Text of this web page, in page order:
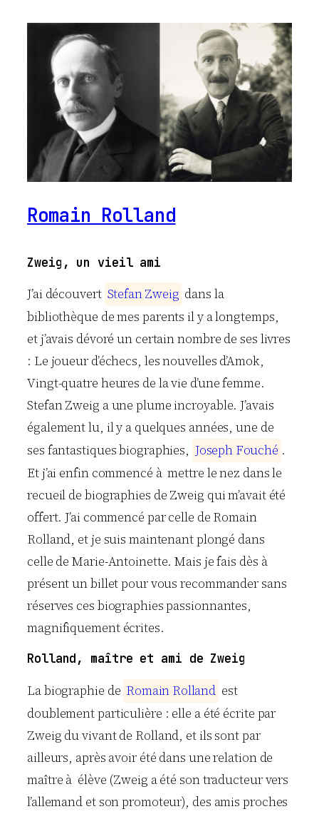
Romain Rolland
Zweig, un vieil ami
J’ai découvert StefanZweig dans la
bibliothèque de mes parents il y a longtemps,
et j’avais dévoré un certain nombre de ses livres
: Le joueur d’échecs, les nouvelles d’Amok,
Vingt-quatre heures de la vie d’une femme.
Stefan Zweig a une plume incroyable. J’avais
également lu, il y a quelques années, une de
ses fantastiques biographies, Joseph Fouché .
Et j’ai enfin commencé à mettre le nez dans le
recueil de biographies de Zweig qui m’avait été
offert. J’ai commencé par celle de Romain
Rolland, et je suis maintenant plongé dans
celle de Marie-Antoinette. Mais je fais dès à
présent un billet pour vous recommander sans
réserves ces biographies passionnantes,
magnifiquement écrites.
Rolland, maître et ami de Zweig
La biographie de Romain Rolland est
doublement particulière : elle a été écrite par
Zweig du vivant de Rolland, et ils sont par
ailleurs, après avoir été dans une relation de
maître à élève (Zweig a été son traducteur vers
l’allemand et son promoteur), des amis proches